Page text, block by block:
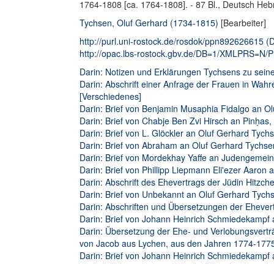
1764-1808 [ca. 1764-1808]. - 87 Bl., Deutsch
Tychsen, Oluf Gerhard (1734-1815) [Bearbeiter]
http://purl.uni-rostock.de/rosdok/ppn892626615
http://opac.lbs-rostock.gbv.de/DB=1/
Darin: Notizen und Erklärungen Tychsens zu
Darin: Abschrift einer Anfrage der Frauen in
[Verschiedenes]
Darin: Brief von Benjamin Musaphia Fidalgo an
Darin: Brief von Chabje Ben Zvi Hirsch an
Darin: Brief von L. Glöckler an Oluf Gerhard
Darin: Brief von Abraham an Oluf Gerhard
Darin: Brief von Mordekhay Yaffe an
Darin: Brief von Phillipp Liepmann Eli'ezer Aaron
Darin: Abschrift des Ehevertrags der Jüdin
Darin: Brief von Unbekannt an Oluf Gerhard
Darin: Abschriften und Übersetzungen der
Darin: Brief von Johann Heinrich
Darin: Übersetzung der Ehe- und
von Jacob aus Lychen, aus den Jahren 1774-
Darin: Brief von Johann Heinrich